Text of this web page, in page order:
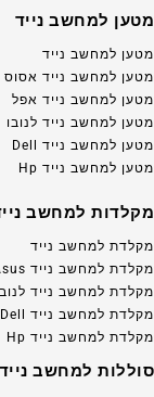
מטען למחשב נייד
מטען למחשב נייד
מטען למחשב נייד אסוס
מטען למחשב נייד אפל
מטען למחשב נייד לנובו
מטען למחשב נייד Dell
מטען למחשב נייד Hp
מקלדות למחשב
מקלדת למחשב נייד
מקלדת למחשב נייד Asus
מקלדת למחשב נייד
מקלדת למחשב נייד Dell
מקלדת למחשב נייד Hp
סוללות למחשב נייד